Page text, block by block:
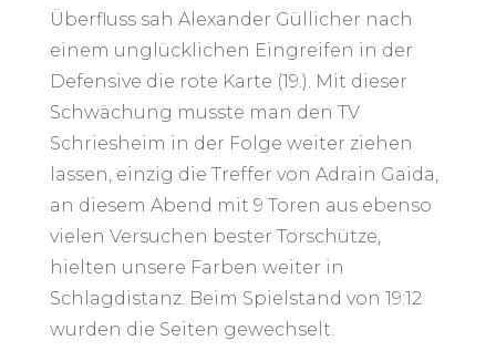
Überfluss sah Alexander Güllicher nach
einem unglücklichen Eingreifen in der
Defensive die rote Karte (19.). Mit dieser
Schwächung musste man den TV
Schriesheim in der Folge weiter ziehen
lassen, einzig die Treffer von Adrain Gaida,
an diesem Abend mit 9 Toren aus ebenso
vielen Versuchen bester Torschütze,
hielten unsere Farben weiter in
Schlagdistanz. Beim Spielstand von 19:12
wurden die Seiten gewechselt.